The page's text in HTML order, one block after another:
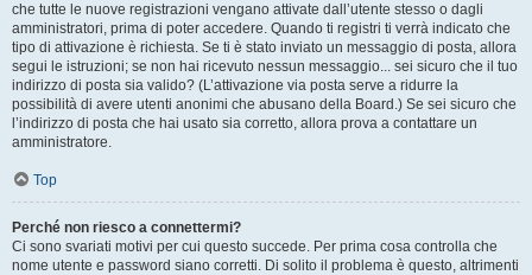
che tutte le nuove registrazioni vengano attivate dall’utente stesso o dagli
amministratori, prima di poter accedere. Quando ti registri ti verrà indicato che
tipo di attivazione è richiesta. Se ti è stato inviato un messaggio di posta, allora
segui le istruzioni; se non hai ricevuto nessun messaggio... sei sicuro che il tuo
indirizzo di posta sia valido? (L’attivazione via posta serve a ridurre la
possibilità di avere utenti anonimi che abusano della Board.) Se sei sicuro che
l’indirizzo di posta che hai usato sia corretto, allora prova a contattare un
amministratore.
Top
Perché non riesco a connettermi?
Ci sono svariati motivi per cui questo succede. Per prima cosa controlla che
nome utente e password siano corretti. Di solito il problema è questo, altrimenti